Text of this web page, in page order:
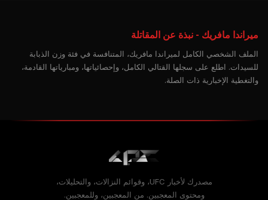
ميراندا مافريك - نبذة عن المقاتلة
الملف الشخصي الكامل لميراندا مافريك، المتنافسة في فئة وزن الذبابة
للسيدات. اطلع على سجلها القتالي الكامل، وإحصائياتها، ومبارياتها القادمة،
والتغطية الإخبارية ذات الصلة.
مصدرك لأخبار UFC، وقوائم النزالات، والتحليلات،
ومحتوى المعجبين. من المعجبين، وللمعجبين.